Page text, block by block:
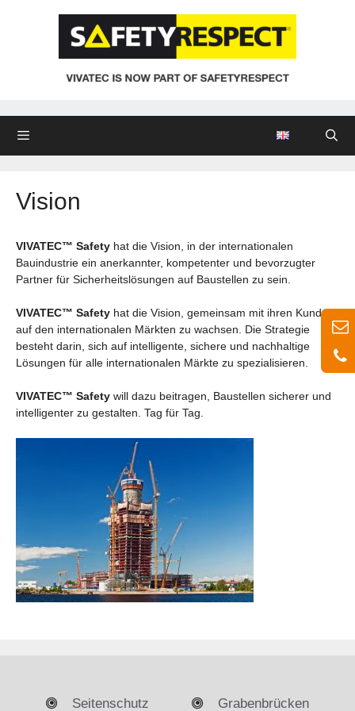
Vision
VIVATEC™ Safety hat die Vision, in der internationalen
Bauindustrie ein anerkannter, kompetenter und bevorzugter
Partner für Sicherheitslösungen auf Baustellen zu sein.
VIVATEC™ Safety hat die Vision, gemeinsam mit ihren Kunden
auf den internationalen Märkten zu wachsen. Die Strategie
besteht darin, sich auf intelligente, sichere und nachhaltige
Lösungen für alle internationalen Märkte zu spezialisieren.
VIVATEC™ Safety will dazu beitragen, Baustellen sicherer und
intelligenter zu gestalten. Tag für Tag.
Seitenschutz Grabenbrücken